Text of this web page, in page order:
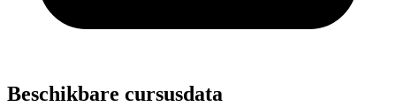
Beschikbare cursusdata